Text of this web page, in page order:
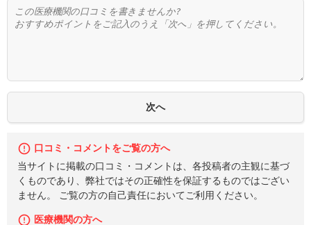
口コミ・コメントをご覧の方へ
当サイトに掲載の口コミ・コメントは、各投稿者の主観に基づ
くものであり、弊社ではその正確性を保証するものではござい
ません。 ご覧の方の自己責任においてご利用ください。
医療機関の方へ